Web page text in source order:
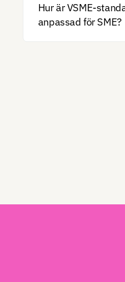
Hur är VSME-
anpassad för SME?